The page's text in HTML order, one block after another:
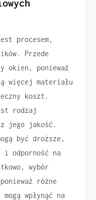
procesem,
Przede
okien, ponieważ
więcej materiału
koszt.
rodzaj
jego jakość.
być droższe,
odporność na
wybór
różne
wpłynąć na